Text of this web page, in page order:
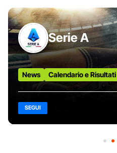
Serie A
News Calendario e Risultati
SEGUI